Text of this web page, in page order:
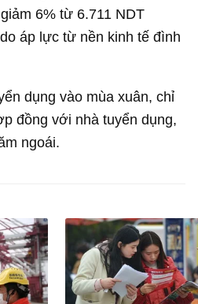
6% từ 6.711 NDT
áp lực từ nền kinh tế đình
dụng vào mùa xuân, chỉ
đồng với nhà tuyển dụng,
ngoái.